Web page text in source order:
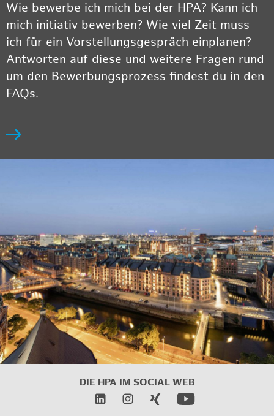
Wie bewerbe ich mich bei der HPA? Kann ich
mich initiativ bewerben? Wie viel Zeit muss
ich für ein Vorstellungsgespräch einplanen?
Antworten auf diese und weitere Fragen rund
um den Bewerbungsprozess findest du in den
FAQs.
DIE HPA IM SOCIAL WEB